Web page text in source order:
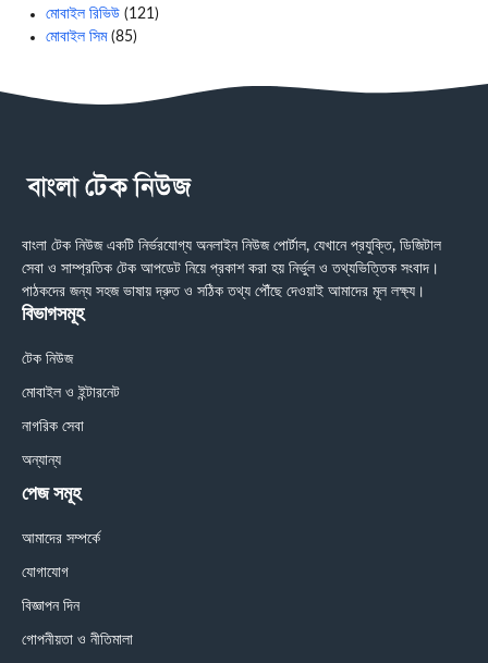
মোবাইল রিভিউ (121)
মোবাইল সিম(85)
বাংলা টেক নিউজ একটি নির্ভরযোগ্য অনলাইন নিউজ পোর্টাল, যেখানে প্রযুক্তি, ডিজিটাল
সেবা ও সাম্প্রতিক টেক আপডেট নিয়ে প্রকাশ করা হয় নির্ভুল ও তথ্যভিত্তিক সংবাদ।
পাঠকদের জন্য সহজ ভাষায় দ্রুত ও সঠিক তথ্য পৌঁছে দেওয়াই আমাদের মূল লক্ষ্য।
বিভাগসমূহ
টেক নিউজ
মোবাইল ও ইন্টারনেট
নাগরিক সেবা
অন্যান্য
পেজ সমূহ
আমাদের সম্পর্কে
যোগাযোগ
বিজ্ঞাপন দিন
গোপনীয়তা ও নীতিমালা